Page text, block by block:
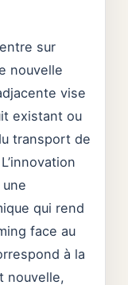
sur
nouvelle
vise
existant ou
transport de
qui rend
face au
à la
nouvelle,